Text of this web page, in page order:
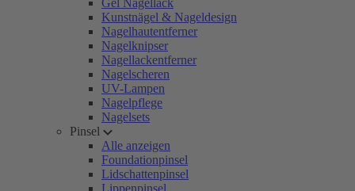
Gel Nagellack
Kunstnägel & Nageldesign
Nagelhautentferner
Nagelknipser
Nagellackentferner
Nagelscheren
UV-Lampen
Nagelpflege
Nagelsets
Pinsel
Alle anzeigen
Foundationpinsel
Lidschattenpinsel
Lippenpinsel